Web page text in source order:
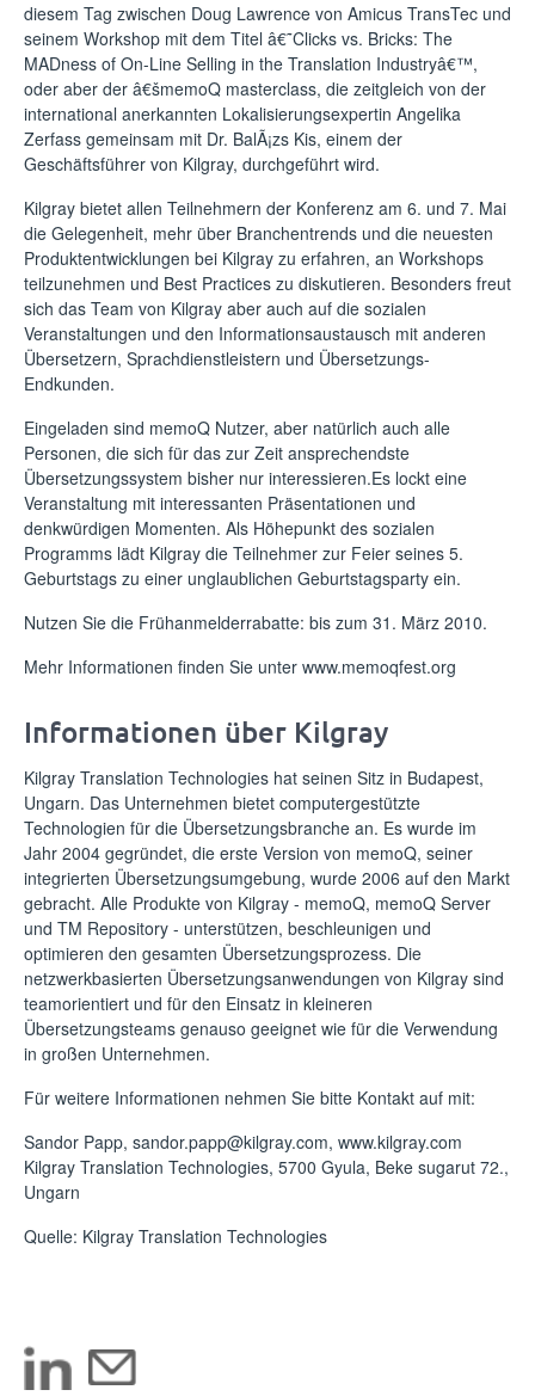
diesem Tag zwischen Doug Lawrence von Amicus TransTec und
seinem Workshop mit dem Titel â€˜Clicks vs. Bricks: The
MADness of On-Line Selling in the Translation Industryâ€™,
oder aber der â€šmemoQ masterclass, die zeitgleich von der
international anerkannten Lokalisierungsexpertin Angelika
Zerfass gemeinsam mit Dr. BalÃ¡zs Kis, einem der
Geschäftsführer von Kilgray, durchgeführt wird.
Kilgray bietet allen Teilnehmern der Konferenz am 6. und 7. Mai
die Gelegenheit, mehr über Branchentrends und die neuesten
Produktentwicklungen bei Kilgray zu erfahren, an Workshops
teilzunehmen und Best Practices zu diskutieren. Besonders freut
sich das Team von Kilgray aber auch auf die sozialen
Veranstaltungen und den Informationsaustausch mit anderen
Übersetzern, Sprachdienstleistern und Übersetzungs-
Endkunden.
Eingeladen sind memoQ Nutzer, aber natürlich auch alle
Personen, die sich für das zur Zeit ansprechendste
Übersetzungssystem bisher nur interessieren.Es lockt eine
Veranstaltung mit interessanten Präsentationen und
denkwürdigen Momenten. Als Höhepunkt des sozialen
Programms lädt Kilgray die Teilnehmer zur Feier seines 5.
Geburtstags zu einer unglaublichen Geburtstagsparty ein.
Nutzen Sie die Frühanmelderrabatte: bis zum 31. März 2010.
Mehr Informationen finden Sie unter www.memoqfest.org
Informationen über Kilgray
Kilgray Translation Technologies hat seinen Sitz in Budapest,
Ungarn. Das Unternehmen bietet computergestützte
Technologien für die Übersetzungsbranche an. Es wurde im
Jahr 2004 gegründet, die erste Version von memoQ, seiner
integrierten Übersetzungsumgebung, wurde 2006 auf den Markt
gebracht. Alle Produkte von Kilgray - memoQ, memoQ Server
und TM Repository - unterstützen, beschleunigen und
optimieren den gesamten Übersetzungsprozess. Die
netzwerkbasierten Übersetzungsanwendungen von Kilgray sind
teamorientiert und für den Einsatz in kleineren
Übersetzungsteams genauso geeignet wie für die Verwendung
in großen Unternehmen.
Für weitere Informationen nehmen Sie bitte Kontakt auf mit:
Sandor Papp, sandor.papp@kilgray.com, www.kilgray.com
Kilgray Translation Technologies, 5700 Gyula, Beke sugarut 72.,
Ungarn
Quelle: Kilgray Translation Technologies